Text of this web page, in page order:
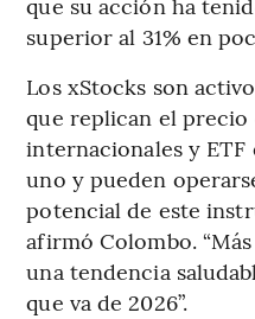
superior al 31% en
Los xStocks son
que replican el precio
internacionales y
uno y pueden
potencial de este
afirmó Colombo.
una tendencia
que va de 2026”.